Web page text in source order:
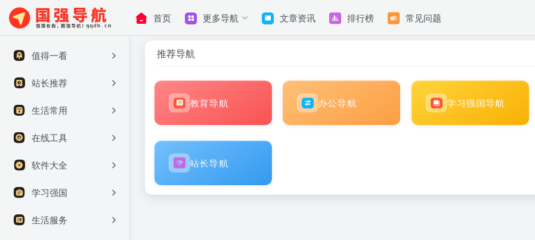
首页 更多导航 文章资讯 排行榜 常见问题
值得一看
站长推荐
生活常用
在线工具
软件大全
学习强国
生活服务
推荐导航
教育导航 办公导航 学习强国导航
站长导航